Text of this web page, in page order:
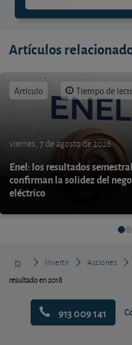
Artículos
Artículo Tiempo de
viernes, 7 de agosto de 2026
Enel: los resultados
confirman la solidez del
eléctrico
Invertir Acciones
resultado en 2018
913 009 141